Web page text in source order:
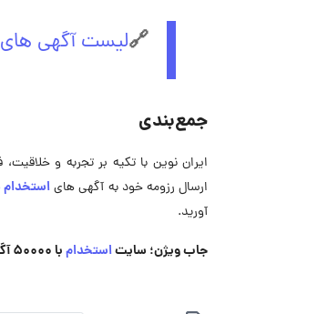
🔗لیست آگهی های
جمع‌بندی
ایران نوین با تکیه بر تجربه و
ارسال رزومه خود به آگهی ‌هایاستخدام
آورید.
جاب ویژن؛ سایتاستخدامبا 50000 آگهی استخدام جدید